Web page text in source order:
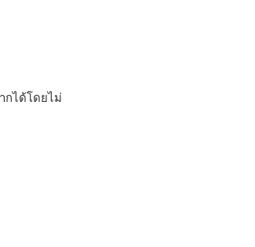
กได้โดยไม่